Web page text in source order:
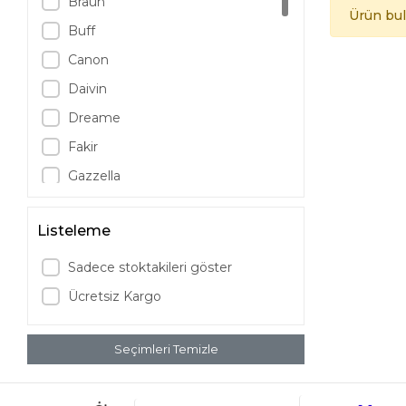
Buff
Canon
Daivin
Dreame
Fakir
Gazzella
JBL
LG
Logitech
Listeleme
Sadece stoktakileri göster
Ücretsiz Kargo
Seçimleri Temizle
Ürün